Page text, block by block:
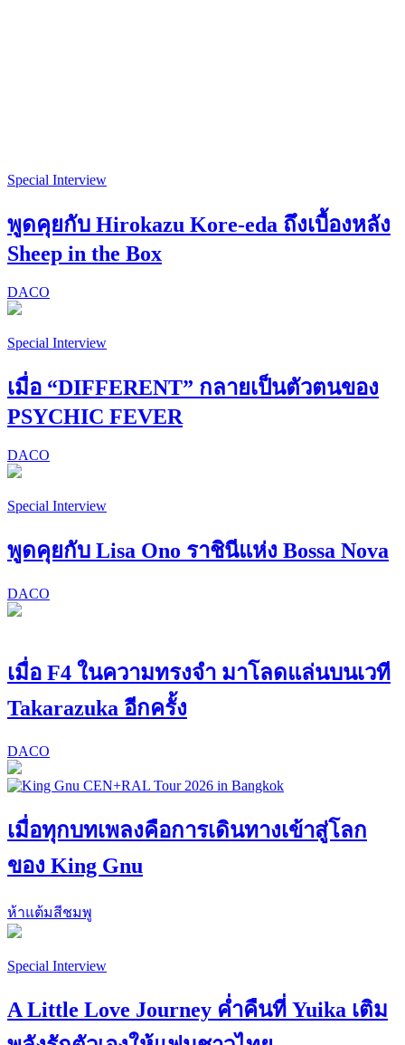
Special Interview
พูดคุยกับ Hirokazu Kore-eda ถึงเบื้องหลัง
Sheep in the Box
DACO
Special Interview
เมื่อ “DIFFERENT” กลายเป็นตัวตนของ
PSYCHIC FEVER
DACO
Special Interview
พูดคุยกับ Lisa Ono ราชินีแห่ง Bossa Nova
DACO
เมื่อ F4 ในความทรงจำ มาโลดแล่นบนเวที
Takarazuka อีกครั้ง
DACO
เมื่อทุกบทเพลงคือการเดินทางเข้าสู่โลก
ของ King Gnu
ห้าแต้มสีชมพู
Special Interview
A Little Love Journey ค่ำคืนที่ Yuika เติม